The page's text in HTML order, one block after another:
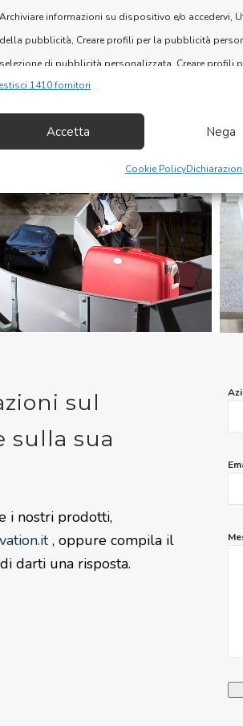
Archiviare informazioni su dispositivo e/o accedervi,
della pubblicità, Creare profili per la pubblicità
selezione di pubblicità personalizzata, Creare profili
Utilizzare profili per la selezione di contenuti
dispositivi, Identificare i dispositivi in base alle
automaticamente.
Garantire la sicurezza, prevenire e rilevare
Erogare e presentare pubblicità e
comunicare le scelte sulla privacy.
1410 fornitori
Accetta Nega
Cookie Policy
garantiscono
di grandi volumi di
sul
sulla sua
i nostri prodotti,
, oppure compila il
darti una risposta.